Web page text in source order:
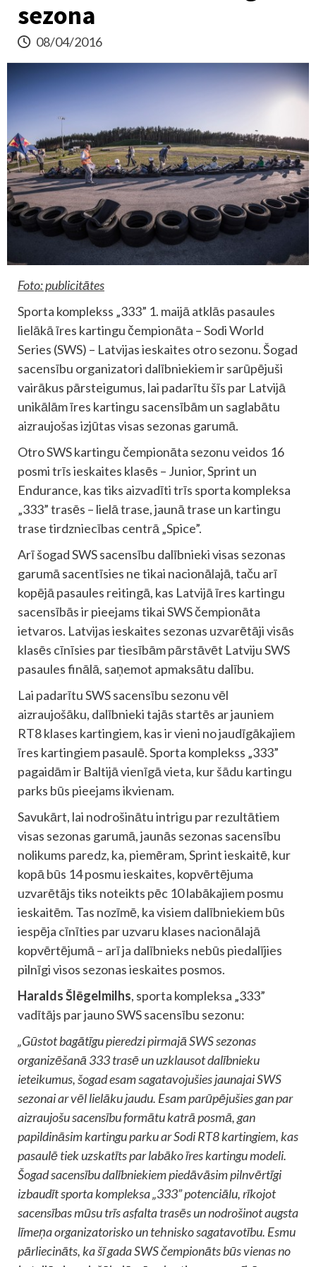
sezona
08/04/2016
Foto: publicitātes
Sporta komplekss „333” 1. maijā atklās pasaules
lielākā īres kartingu čempionāta – Sodi World
Series (SWS) – Latvijas ieskaites otro sezonu. Šogad
sacensību organizatori dalībniekiem ir sarūpējuši
vairākus pārsteigumus, lai padarītu šīs par Latvijā
unikālām īres kartingu sacensībām un saglabātu
aizraujošas izjūtas visas sezonas garumā.
Otro SWS kartingu čempionāta sezonu veidos 16
posmi trīs ieskaites klasēs – Junior, Sprint un
Endurance, kas tiks aizvadīti trīs sporta kompleksa
„333” trasēs – lielā trase, jaunā trase un kartingu
trase tirdzniecības centrā „Spice”.
Arī šogad SWS sacensību dalībnieki visas sezonas
garumā sacentīsies ne tikai nacionālajā, taču arī
kopējā pasaules reitingā, kas Latvijā īres kartingu
sacensībās ir pieejams tikai SWS čempionāta
ietvaros. Latvijas ieskaites sezonas uzvarētāji visās
klasēs cīnīsies par tiesībām pārstāvēt Latviju SWS
pasaules finālā, saņemot apmaksātu dalību.
Lai padarītu SWS sacensību sezonu vēl
aizraujošāku, dalībnieki tajās startēs ar jauniem
RT8 klases kartingiem, kas ir vieni no jaudīgākajiem
īres kartingiem pasaulē. Sporta komplekss „333”
pagaidām ir Baltijā vienīgā vieta, kur šādu kartingu
parks būs pieejams ikvienam.
Savukārt, lai nodrošinātu intrigu par rezultātiem
visas sezonas garumā, jaunās sezonas sacensību
nolikums paredz, ka, piemēram, Sprint ieskaitē, kur
kopā būs 14 posmu ieskaites, kopvērtējuma
uzvarētājs tiks noteikts pēc 10 labākajiem posmu
ieskaitēm. Tas nozīmē, ka visiem dalībniekiem būs
iespēja cīnīties par uzvaru klases nacionālajā
kopvērtējumā – arī ja dalībnieks nebūs piedalījies
pilnīgi visos sezonas ieskaites posmos.
Haralds Šlēgelmilhs, sporta kompleksa „333”
vadītājs par jauno SWS sacensību sezonu:
„Gūstot bagātīgu pieredzi pirmajā SWS sezonas
organizēšanā 333 trasē un uzklausot dalībnieku
ieteikumus, šogad esam sagatavojušies jaunajai SWS
sezonai ar vēl lielāku jaudu. Esam parūpējušies gan par
aizraujošu sacensību formātu katrā posmā, gan
papildināsim kartingu parku ar Sodi RT8 kartingiem, kas
pasaulē tiek uzskatīts par labāko īres kartingu modeli.
Šogad sacensību dalībniekiem piedāvāsim pilnvērtīgi
izbaudīt sporta kompleksa „333” potenciālu, rīkojot
sacensības mūsu trīs asfalta trasēs un nodrošinot augsta
līmeņa organizatorisko un tehnisko sagatavotību. Esmu
pārliecināts, ka šī gada SWS čempionāts būs vienas no